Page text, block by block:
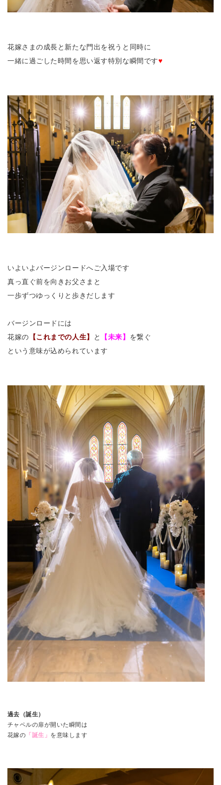
花嫁さまの成長と新たな門出を祝うと同時に
一緒に過ごした時間を思い返す特別な瞬間です♥
いよいよバージンロードへご入場です
真っ直ぐ前を向きお父さまと
一歩ずつゆっくりと歩きだします
バージンロードには
花嫁の 【これまでの人生】 と 【未来】 を繋ぐ
という意味が込められています
過去（誕生）
チャペルの扉が開いた瞬間は
花嫁の 「誕生」 を意味します